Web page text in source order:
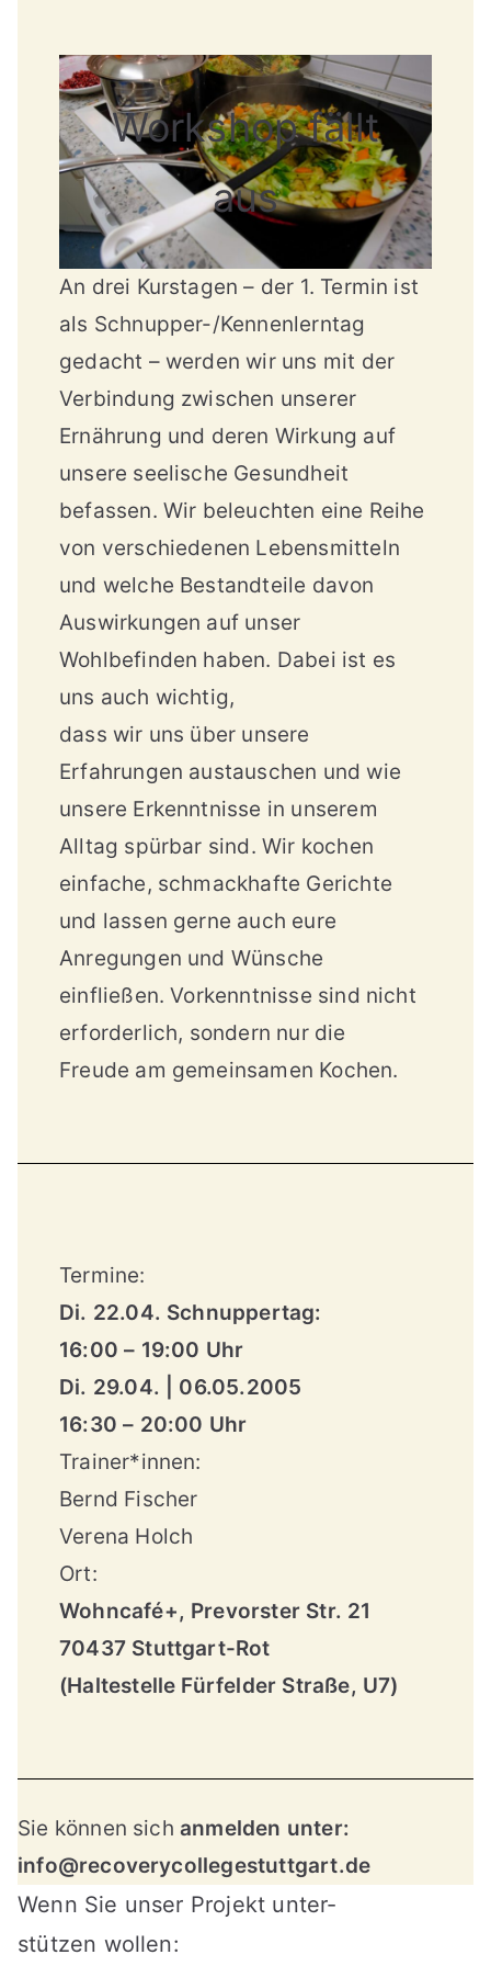
utt
ga
rt
Workshop fällt
aus
An drei Kurstagen – der 1. Termin ist
als Schnupper-/Kennenlerntag
gedacht – werden wir uns mit der
Verbindung zwischen unserer
Ernährung und deren Wirkung auf
unsere seelische Gesundheit
befassen. Wir beleuchten eine Reihe
von verschiedenen Lebensmitteln
und welche Bestandteile davon
Auswirkungen auf unser
Wohlbefinden haben. Dabei ist es
uns auch wichtig,
dass wir uns über unsere
Erfahrungen austauschen und wie
unsere Erkenntnisse in unserem
Alltag spürbar sind. Wir kochen
einfache, schmackhafte Gerichte
und lassen gerne auch eure
Anregungen und Wünsche
einfließen. Vorkenntnisse sind nicht
erforderlich, sondern nur die
Freude am gemeinsamen Kochen.
Termine:
Di. 22.04. Schnuppertag:
16:00 – 19:00 Uhr
Di. 29.04. | 06.05.2005
16:30 – 20:00 Uhr
Trainer*innen:
Bernd Fischer
Verena Holch
Ort:
Wohncafé+, Prevorster Str. 21
70437 Stuttgart-Rot
(Haltestelle Fürfelder Straße, U7)
Sie können sichanmelden unter:
info@recoverycollegestuttgart.de
Wenn Sie unser Projekt unter-
stützen wollen: